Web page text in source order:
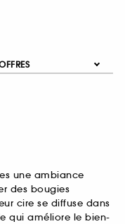
une ambiance
des bougies
cire se diffuse dans
qui améliore le bien-